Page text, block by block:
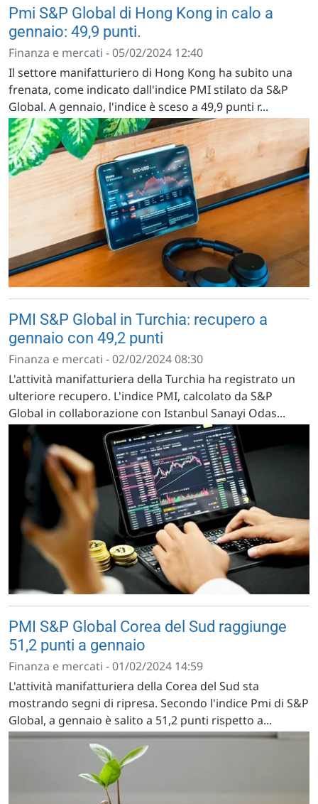
Pmi S&P Global di Hong Kong in calo a
gennaio: 49,9 punti.
Finanza e mercati - 05/02/2024 12:40
Il settore manifatturiero di Hong Kong ha subito una
frenata, come indicato dall'indice PMI stilato da S&P
Global. A gennaio, l'indice è sceso a 49,9 punti r...
PMI S&P Global in Turchia: recupero a
gennaio con 49,2 punti
Finanza e mercati - 02/02/2024 08:30
L'attività manifatturiera della Turchia ha registrato un
ulteriore recupero. L'indice PMI, calcolato da S&P
Global in collaborazione con Istanbul Sanayi Odas...
PMI S&P Global Corea del Sud raggiunge
51,2 punti a gennaio
Finanza e mercati - 01/02/2024 14:59
L'attività manifatturiera della Corea del Sud sta
mostrando segni di ripresa. Secondo l'indice Pmi di S&P
Global, a gennaio è salito a 51,2 punti rispetto a...